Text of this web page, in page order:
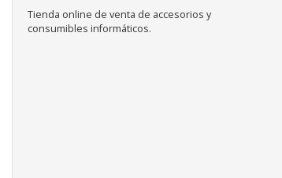
Tienda online de venta de accesorios y
consumibles informáticos.